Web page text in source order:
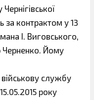
за контрактом у 13
І. Виговського,
Йому
службу
року